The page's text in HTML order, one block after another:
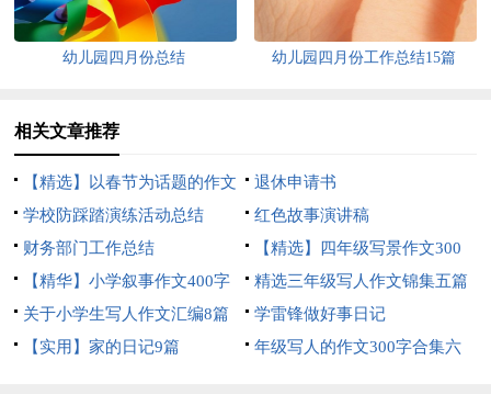
幼儿园四月份总结 幼儿园四月份工作总结15篇
相关文章推荐
【精选】以春节为话题的作文
锦集8篇
退休申请书
学校防踩踏演练活动总结
红色故事演讲稿
财务部门工作总结
【精选】四年级写景作文300
字集合五篇
【精华】小学叙事作文400字
集锦九篇
精选三年级写人作文锦集五篇
关于小学生写人作文汇编8篇
学雷锋做好事日记
【实用】家的日记9篇
年级写人的作文300字合集六